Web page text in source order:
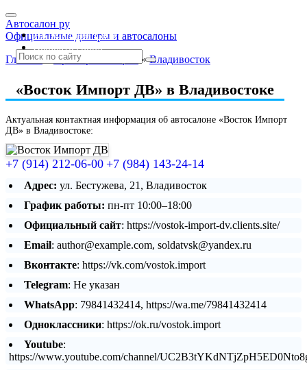
Автосалон ру
Официальные дилеры и автосалоны
Автосалоны Lada
Выбрать город
Главная » Приморский край » Владивосток
«Восток Импорт ДВ» в Владивостоке
Актуальная контактная информация об автосалоне «Восток Импорт
ДВ» в Владивостоке:
+7 (914) 212-06-00 +7 (984) 143-24-14
Адрес: ул. Бестужева, 21, Владивосток
График работы: пн-пт 10:00–18:00
Официальный сайт: https://vostok-import-dv.clients.site/
Email: author@example.com, soldatvsk@yandex.ru
Вконтакте: https://vk.com/vostok.import
Telegram: Не указан
WhatsApp: 79841432414, https://wa.me/79841432414
Одноклассники: https://ok.ru/vostok.import
Youtube:
https://www.youtube.com/channel/